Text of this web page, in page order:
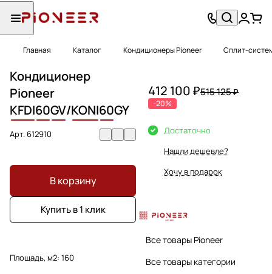
Главная Каталог Кондиционеры Pioneer Сплит-
Кондиционер
Pioneer
KFDI60GV/KONI60GY
Арт.612910
В корзину
Купить в 1 клик
Площадь, м2: 160
412 100 ₽515 125 ₽
-20%
Достаточно
Нашли дешевле?
Хочу в подарок
Все товары Pioneer
Все товары категории